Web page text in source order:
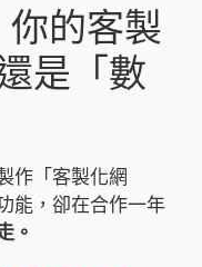
你的客製
是「數
作「客製化網
能，卻在合作一年
。